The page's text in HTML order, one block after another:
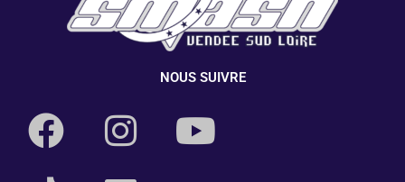
NOUS SUIVRE